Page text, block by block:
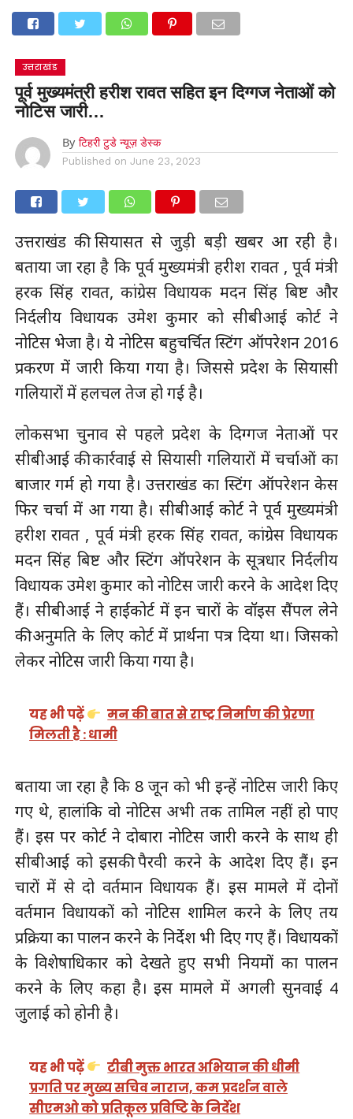
उत्तराखंड
पूर्व मुख्यमंत्री हरीश रावत सहित इन दिग्गज नेताओं को
नोटिस जारी…
By टिहरी टुडे न्यूज़ डेस्क
Published on June 23, 2023
उत्तराखंड की सियासत से जुड़ी बड़ी खबर आ रही है।
बताया जा रहा है कि पूर्व मुख्यमंत्री हरीश रावत , पूर्व मंत्री
हरक सिंह रावत, कांग्रेस विधायक मदन सिंह बिष्ट और
निर्दलीय विधायक उमेश कुमार को सीबीआई कोर्ट ने
नोटिस भेजा है। ये नोटिस बहुचर्चित स्टिंग ऑपरेशन 2016
प्रकरण में जारी किया गया है। जिससे प्रदेश के सियासी
गलियारों में हलचल तेज हो गई है।
लोकसभा चुनाव से पहले प्रदेश के दिग्गज नेताओं पर
सीबीआई की कार्रवाई से सियासी गलियारों में चर्चाओं का
बाजार गर्म हो गया है। उत्तराखंड का स्टिंग ऑपरेशन केस
फिर चर्चा में आ गया है। सीबीआई कोर्ट ने पूर्व मुख्यमंत्री
हरीश रावत , पूर्व मंत्री हरक सिंह रावत, कांग्रेस विधायक
मदन सिंह बिष्ट और स्टिंग ऑपरेशन के सूत्रधार निर्दलीय
विधायक उमेश कुमार को नोटिस जारी करने के आदेश दिए
हैं। सीबीआई ने हाईकोर्ट में इन चारों के वॉइस सैंपल लेने
की अनुमति के लिए कोर्ट में प्रार्थना पत्र दिया था। जिसको
लेकर नोटिस जारी किया गया है।
यह भी पढ़ें
मन की बात से राष्ट्र निर्माण की प्रेरणा
मिलती है : धामी
बताया जा रहा है कि 8 जून को भी इन्हें नोटिस जारी किए
गए थे, हालांकि वो नोटिस अभी तक तामिल नहीं हो पाए
हैं। इस पर कोर्ट ने दोबारा नोटिस जारी करने के साथ ही
सीबीआई को इसकी पैरवी करने के आदेश दिए हैं। इन
चारों में से दो वर्तमान विधायक हैं। इस मामले में दोनों
वर्तमान विधायकों को नोटिस शामिल करने के लिए तय
प्रक्रिया का पालन करने के निर्देश भी दिए गए हैं। विधायकों
के विशेषाधिकार को देखते हुए सभी नियमों का पालन
करने के लिए कहा है। इस मामले में अगली सुनवाई 4
जुलाई को होनी है।
यह भी पढ़ें
टीबी मुक्त भारत अभियान की धीमी
प्रगति पर मुख्य सचिव नाराज, कम प्रदर्शन वाले
सीएमओ को प्रतिकूल प्रविष्टि के निर्देश